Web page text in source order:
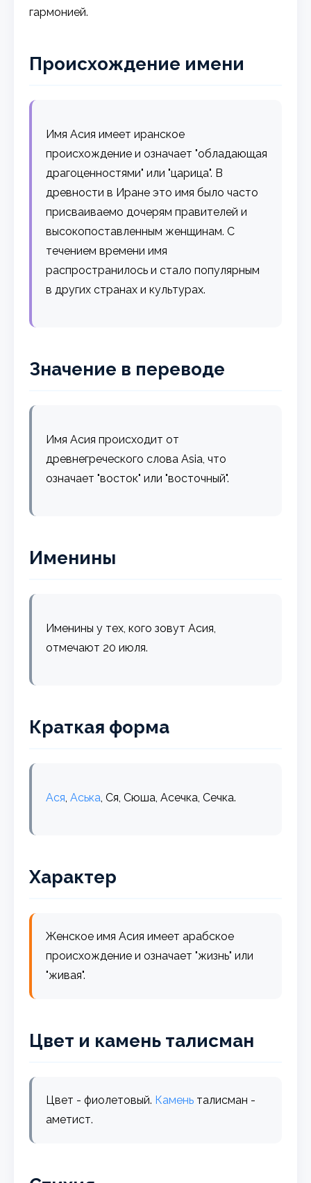
гармонией.
Происхождение имени
Имя Асия имеет иранское
происхождение и означает "обладающая
драгоценностями" или "царица". В
древности в Иране это имя было часто
присваиваемо дочерям правителей и
высокопоставленным женщинам. С
течением времени имя
распространилось и стало популярным
в других странах и культурах.
Значение в переводе
Имя Асия происходит от
древнегреческого слова Asia, что
означает "восток" или "восточный".
Именины
Именины у тех, кого зовут Асия,
отмечают 20 июля.
Краткая форма
Ася,Аська, Ся, Сюша, Асечка, Сечка.
Характер
Женское имя Асия имеет арабское
происхождение и означает "жизнь" или
"живая".
Цвет и камень талисман
Цвет - фиолетовый. Камень талисман -
аметист.